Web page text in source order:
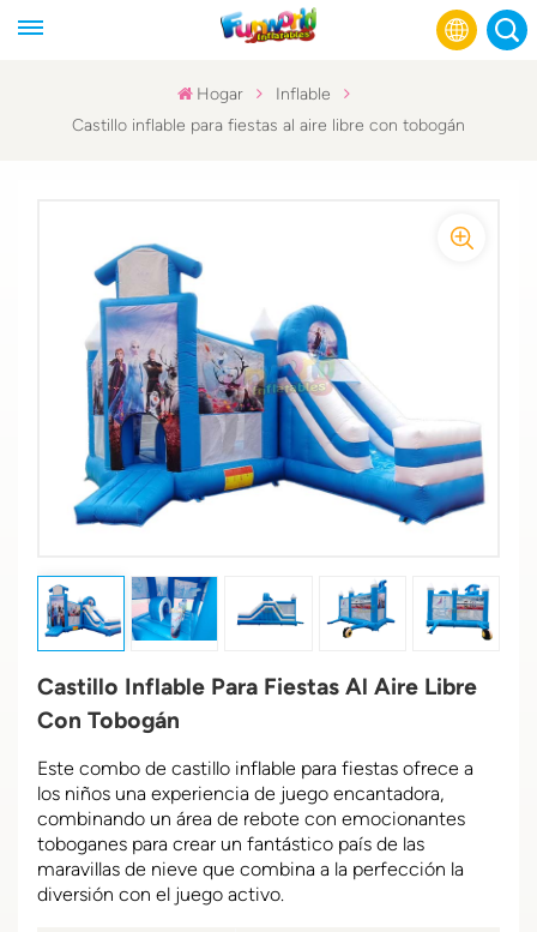
Español
عربي
Hogar
Inflable
Castillo inflable para fiestas al aire libre con tobogán
Castillo Inflable Para Fiestas Al Aire Libre
Con Tobogán
Este combo de castillo inflable para fiestas ofrece a
los niños una experiencia de juego encantadora,
combinando un área de rebote con emocionantes
toboganes para crear un fantástico país de las
maravillas de nieve que combina a la perfección la
diversión con el juego activo.